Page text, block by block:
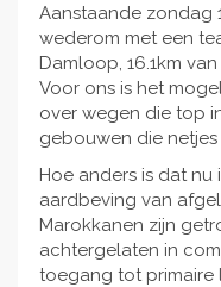
Aanstaande zondag
wederom met een
Damloop, 16.1km
Voor ons is het
over wegen die top
gebouwen die
Hoe anders is dat
aardbeving van
Marokkanen zijn
achtergelaten in
toegang tot primaire